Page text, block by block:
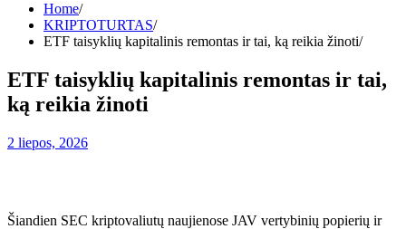
Home
KRIPTOTURTAS
ETF taisyklių kapitalinis remontas ir tai, ką reikia žinoti
ETF taisyklių kapitalinis remontas ir tai,
ką reikia žinoti
2 liepos, 2026
Šiandien SEC kriptovaliutų naujienose JAV vertybinių popierių ir